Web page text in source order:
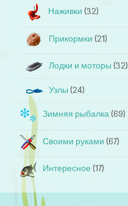
Наживки (32)
Прикормки (21)
Лодки и моторы (32)
Узлы (24)
Зимняя рыбалка (69)
Своими руками (67)
Интересное (17)